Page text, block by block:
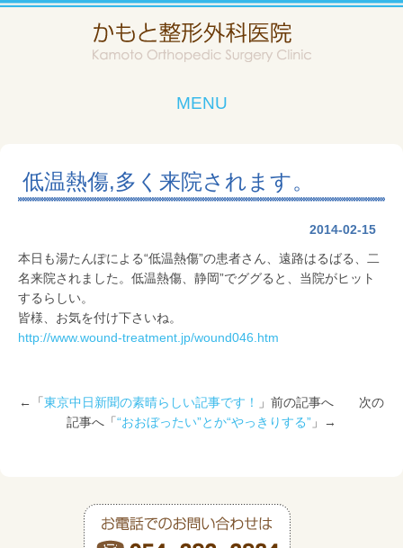
MENU
低温熱傷,多く来院されます。
2014-02-15
本日も湯たんぽによる“低温熱傷”の患者さん、遠路はるばる、二
名来院されました。低温熱傷、静岡”でググると、当院がヒット
するらしい。
皆様、お気を付け下さいね。
http://www.wound-treatment.jp/wound046.htm
←「 東京中日新聞の素晴らしい記事です！
」前の記事へ 次の
記事へ「 “おおぼったい”とか“やっきりする” 」→